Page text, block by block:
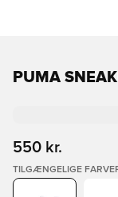
PUMA
550 kr.
TILGÆNGELIGE